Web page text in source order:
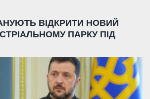
ВІДКРИТИ НОВИЙ
ПАРКУ ПІД